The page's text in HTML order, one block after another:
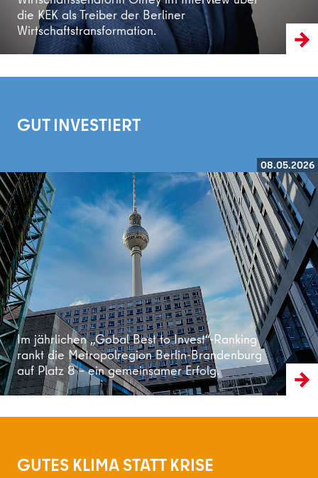
die KEK als Treiber der Berliner
Wirtschaftstransformation.
GUT INVESTIERT
08.05.2026
Im jährlichen „Gobal Best to Invest“-Ranking
rankt die Metropolregion Berlin-Brandenburg
auf Platz 8 – ein gemeinsamer Erfolg.
Weiterlesen
GUTES KLIMA STATT KRISE